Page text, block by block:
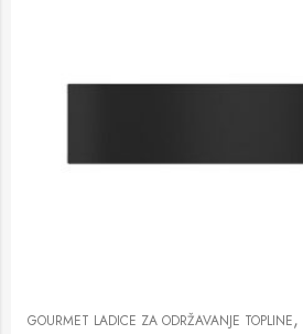
GOURMET LADICE ZA ODRŽAVANJE TOPLINE,